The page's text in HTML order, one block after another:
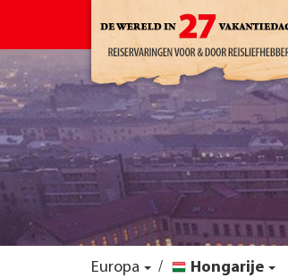
Europa / Hongarije